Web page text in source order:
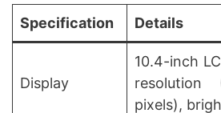
Specification Details
Display
10.4-inch
pixels),